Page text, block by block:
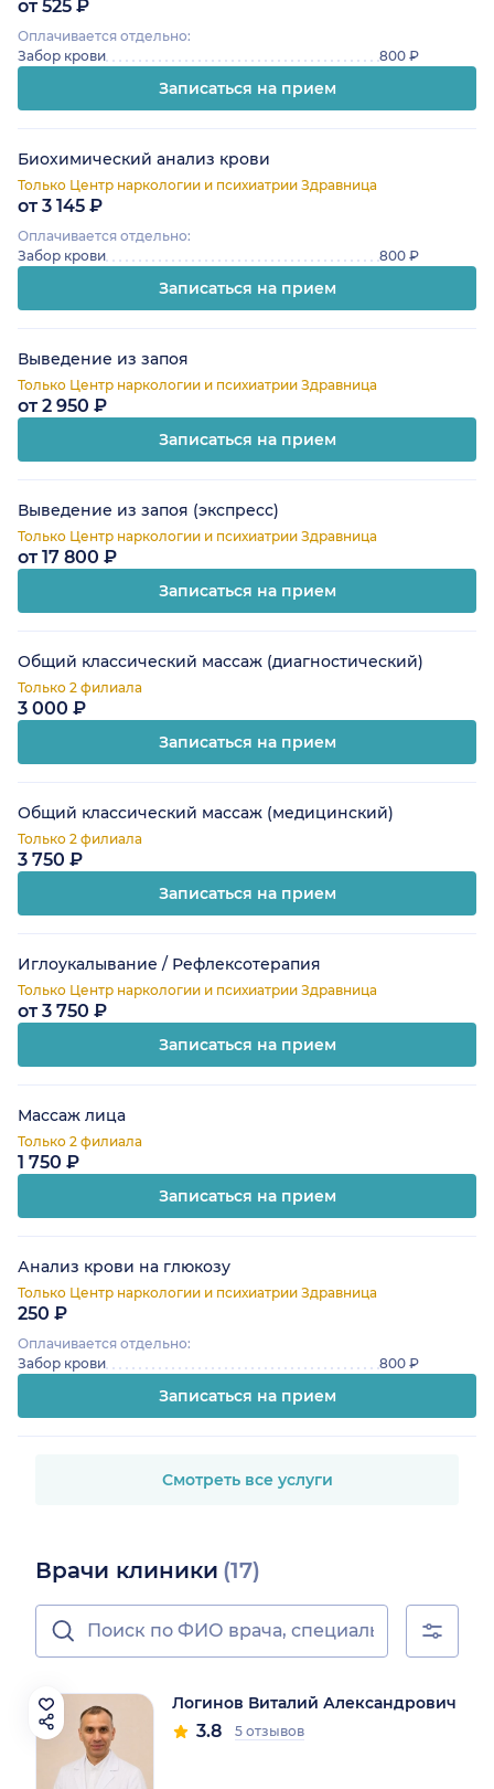
от 525 ₽
Оплачивается отдельно:
Забор крови
800 ₽
Записаться на прием
Биохимический анализ крови
Только Центр наркологии и психиатрии Здравница
от 3 145 ₽
Оплачивается отдельно:
Забор крови
800 ₽
Записаться на прием
Выведение из запоя
Только Центр наркологии и психиатрии Здравница
от 2 950 ₽
Записаться на прием
Выведение из запоя (экспресс)
Только Центр наркологии и психиатрии Здравница
от 17 800 ₽
Записаться на прием
Общий классический массаж (диагностический)
Только 2 филиала
3 000 ₽
Записаться на прием
Общий классический массаж (медицинский)
Только 2 филиала
3 750 ₽
Записаться на прием
Иглоукалывание / Рефлексотерапия
Только Центр наркологии и психиатрии Здравница
от 3 750 ₽
Записаться на прием
Массаж лица
Только 2 филиала
1 750 ₽
Записаться на прием
Анализ крови на глюкозу
Только Центр наркологии и психиатрии Здравница
250 ₽
Оплачивается отдельно:
Забор крови
800 ₽
Записаться на прием
Смотреть все услуги
Врачи клиники (17)
Логинов Виталий Александрович
3.8 5 отзывов